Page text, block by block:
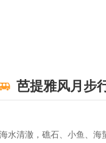
芭提雅风月步
清澈，礁石、小鱼、